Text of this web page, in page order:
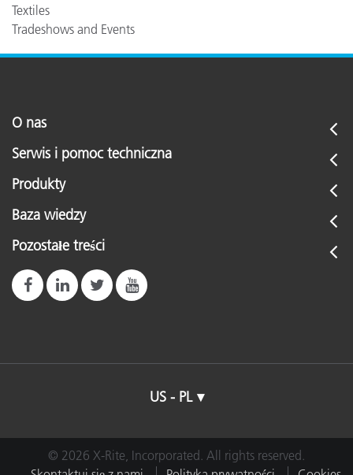
Textiles
Tradeshows and Events
O nas
Serwis i pomoc techniczna
Produkty
Baza wiedzy
Pozostałe treści
US - PL
© 2026 X-Rite, Incorporated. All rights reserved.